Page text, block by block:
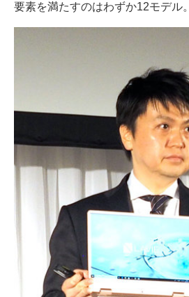
要素を満たすのはわずか12モデル。